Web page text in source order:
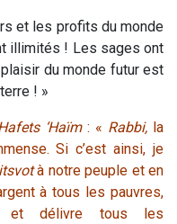
et les profits du monde
illimités ! Les sages ont
du monde futur est
! »
‘Haïm : « Rabbi, la
Si c’est ainsi, je
à notre peuple et en
à tous les pauvres,
et délivre tous les